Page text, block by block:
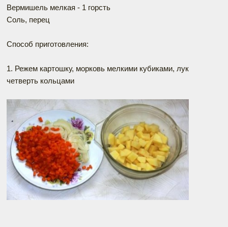
Вермишель мелкая - 1 горсть
Соль, перец
Способ приготовления:
1. Режем картошку, морковь мелкими кубиками, лук
четверть кольцами